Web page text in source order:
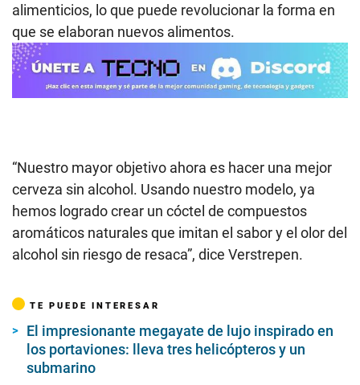
alimenticios, lo que puede revolucionar la forma en
que se elaboran nuevos alimentos.
“Nuestro mayor objetivo ahora es hacer una mejor
cerveza sin alcohol. Usando nuestro modelo, ya
hemos logrado crear un cóctel de compuestos
aromáticos naturales que imitan el sabor y el olor del
alcohol sin riesgo de resaca”, dice Verstrepen.
TE PUEDE INTERESAR
El impresionante megayate de lujo inspirado en
los portaviones: lleva tres helicópteros y un
submarino